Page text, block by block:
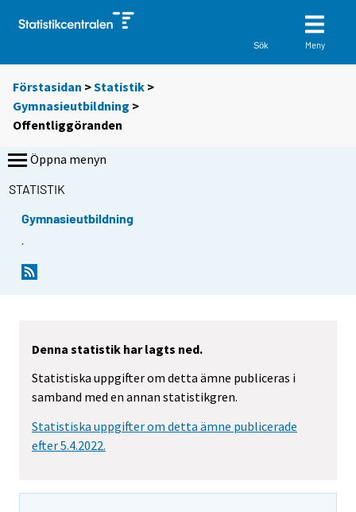
Sök Meny
Förstasidan >Statistik >
Gymnasieutbildning >
Offentliggöranden
Öppna menyn
STATISTIK
Gymnasieutbildning
´
Denna statistik har lagts ned.
Statistiska uppgifter om detta ämne publiceras i
samband med en annan statistikgren.
Statistiska uppgifter om detta ämne publicerade
efter 5.4.2022.